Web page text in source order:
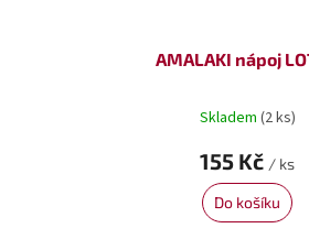
AMALAKI nápoj
Skladem (2 ks)
155 Kč / ks
Do košíku